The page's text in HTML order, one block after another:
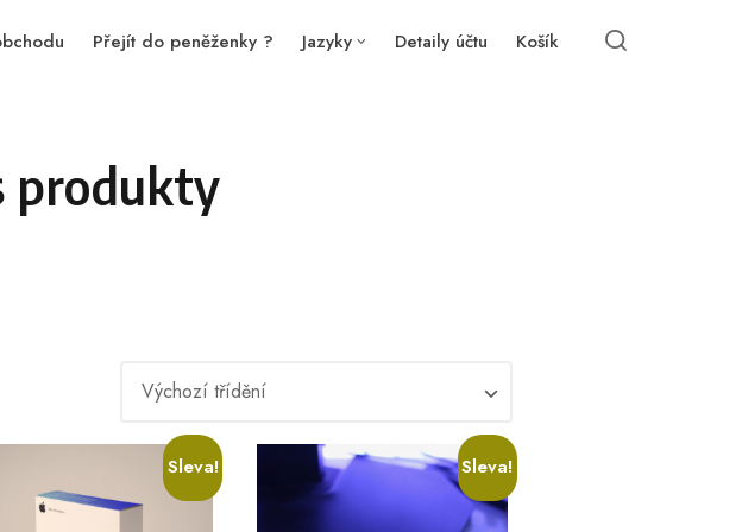
Přejít do peněženky ? Jazyky Detaily účtu Košík
produkty
Sleva! Sleva!